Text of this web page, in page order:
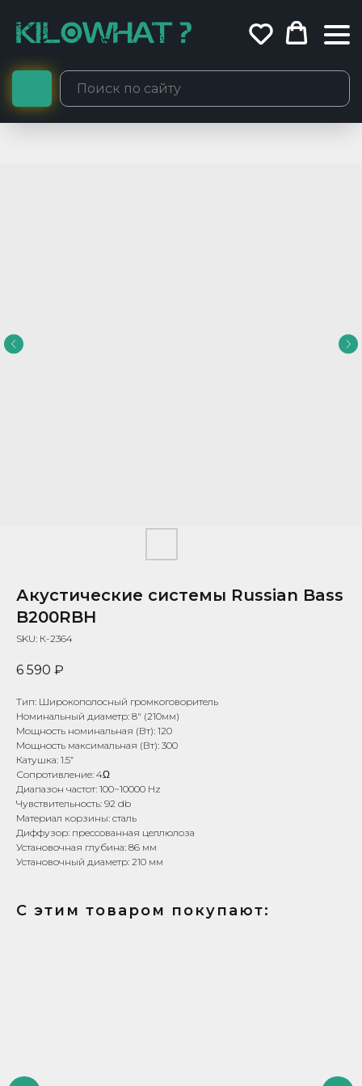
Акустические системы Russian Bass
B200RBH
SKU: К-2364
6 590 ₽
Тип: Широкополосный громкоговоритель
Номинальный диаметр: 8" (210мм)
Мощность номинальная (Вт): 120
Мощность максимальная (Вт): 300
Катушка: 1.5”
Сопротивление: 4Ω
Диапазон частот: 100~10000 Hz
Чувствительность: 92 db
Материал корзины: сталь
Диффузор: прессованная целлюлоза
Установочная глубина: 86 мм
Установочный диаметр: 210 мм
С этим товаром покупают: